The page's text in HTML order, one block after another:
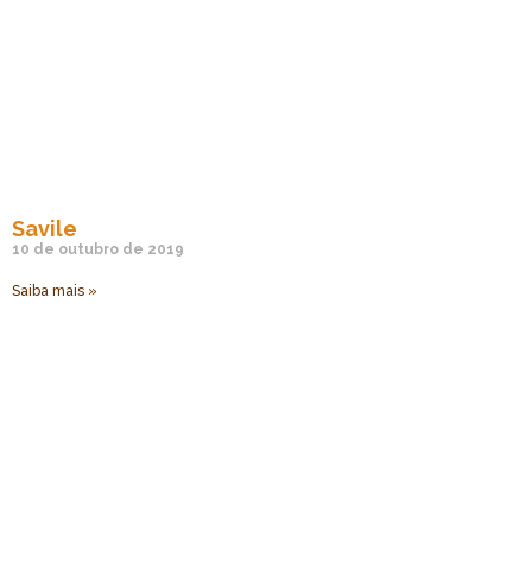
Savile
10 de outubro de 2019
Saiba mais »